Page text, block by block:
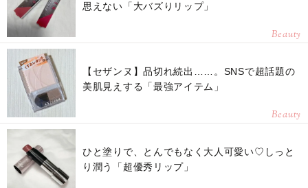
思えない「大バズりリップ」
Beauty
【セザンヌ】品切れ続出……。SNSで超話題の
美肌見えする「最強アイテム」
Beauty
ひと塗りで、とんでもなく大人可愛い♡しっと
り潤う「超優秀リップ」